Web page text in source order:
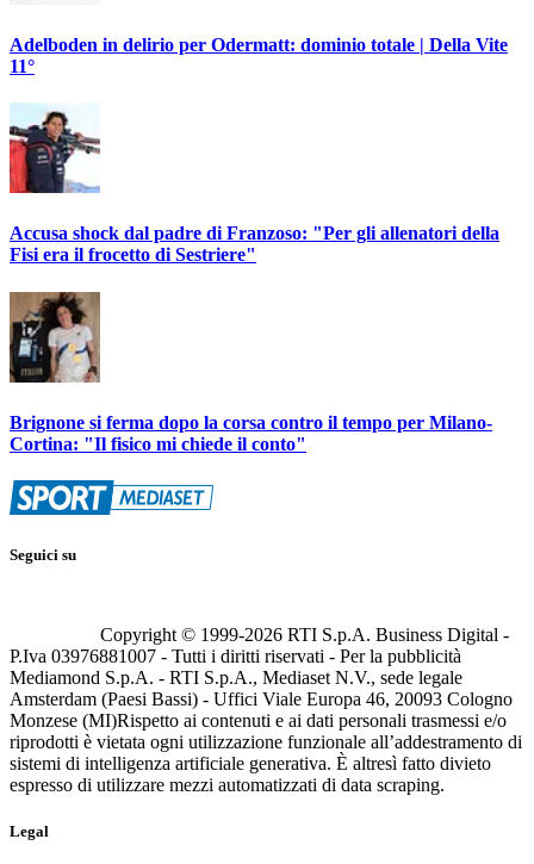
Adelboden in delirio per Odermatt: dominio totale | Della Vite
11°
Accusa shock dal padre di Franzoso: "Per gli allenatori della
Fisi era il frocetto di Sestriere"
Brignone si ferma dopo la corsa contro il tempo per Milano-
Cortina: "Il fisico mi chiede il conto"
Seguici su
Copyright © 1999-2026 RTI S.p.A. Business Digital -
P.Iva 03976881007 - Tutti i diritti riservati - Per la pubblicità
Mediamond S.p.A. - RTI S.p.A., Mediaset N.V., sede legale
Amsterdam (Paesi Bassi) - Uffici Viale Europa 46, 20093 Cologno
Monzese (MI)Rispetto ai contenuti e ai dati personali trasmessi e/o
riprodotti è vietata ogni utilizzazione funzionale all’addestramento di
sistemi di intelligenza artificiale generativa. È altresì fatto divieto
espresso di utilizzare mezzi automatizzati di data scraping.
Legal